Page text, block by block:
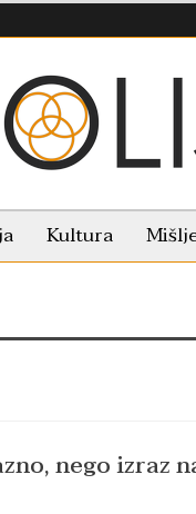
Kultura
nego izraz